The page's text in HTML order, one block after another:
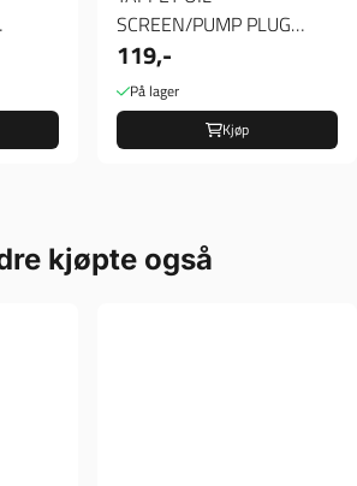
SCREEN/PUMP PLUG
SCREW TOOL, Verktøy
119,-
På lager
Kjøp
kjøpte også